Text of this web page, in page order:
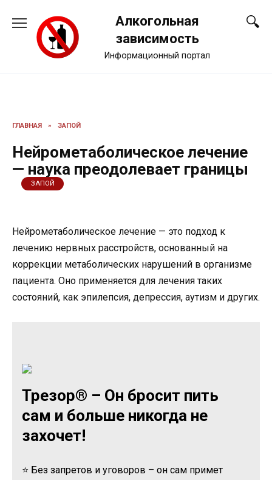
содержанию
Алкогольная
зависимость
Информационный портал
ГЛАВНАЯ » ЗАПОЙ
Нейрометаболическое лечение
— наука преодолевает границы
ЗАПОЙ
Нейрометаболическое лечение — это подход к
лечению нервных расстройств, основанный на
коррекции метаболических нарушений в организме
пациента. Оно применяется для лечения таких
состояний, как эпилепсия, депрессия, аутизм и других.
Трезор® – Он бросит пить
сам и больше никогда не
захочет!
⭐ Без запретов и уговоров – он сам примет